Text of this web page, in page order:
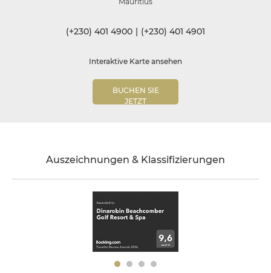
(+230) 401 4900 | (+230) 401 4901
Interaktive Karte ansehen
BUCHEN SIE
JETZT
Auszeichnungen & Klassifizierungen